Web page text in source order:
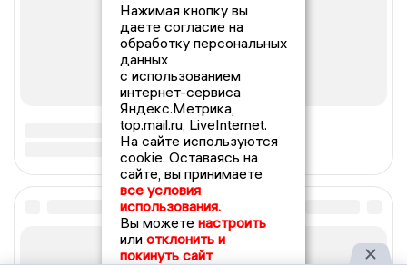
Нажимая кнопку вы
даете согласие на
обработку персональных
данных
с использованием
интернет-сервиса
Яндекс.Метрика,
top.mail.ru, LiveInternet.
На сайте используются
cookie. Оставаясь на
сайте, вы принимаете
все условия
использования.
Вы можете настроить
или отклонить и
покинуть сайт